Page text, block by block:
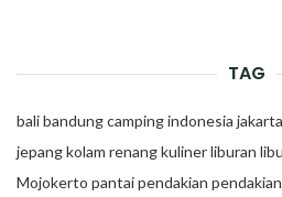
TAG
balibandungcampingindonesia jakarta
jepangkolam renangkulinerliburan
Mojokerto pantaipendakian